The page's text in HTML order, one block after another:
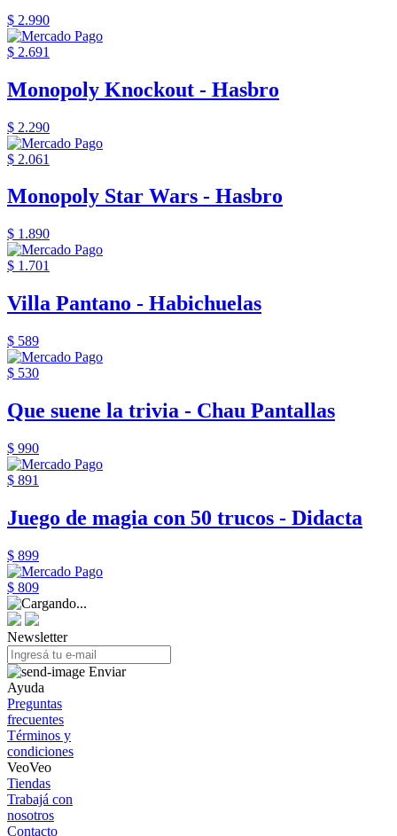
$ 2.990
$ 2.691
Monopoly Knockout - Hasbro
$ 2.290
$ 2.061
Monopoly Star Wars - Hasbro
$ 1.890
$ 1.701
Villa Pantano - Habichuelas
$ 589
$ 530
Que suene la trivia - Chau Pantallas
$ 990
$ 891
Juego de magia con 50 trucos - Didacta
$ 899
$ 809
Newsletter
Enviar
Ayuda
Preguntas
frecuentes
Términos y
condiciones
VeoVeo
Tiendas
Trabajá con
nosotros
Contacto